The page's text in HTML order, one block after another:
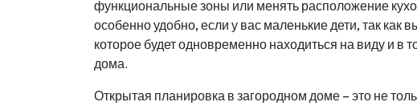
функциональные зоны или менять расположение
особенно удобно, если у вас маленькие дети, так как
которое будет одновременно находиться на виду и в
дома.
Открытая планировка в загородном доме – это не